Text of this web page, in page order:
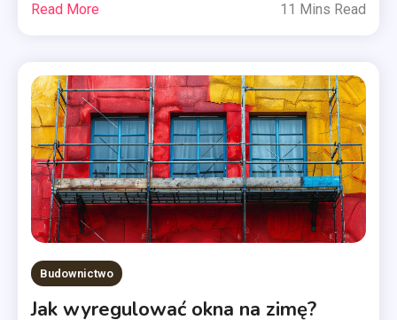
Read More 11 Mins Read
Budownictwo
Jak wyregulować okna na zimę?